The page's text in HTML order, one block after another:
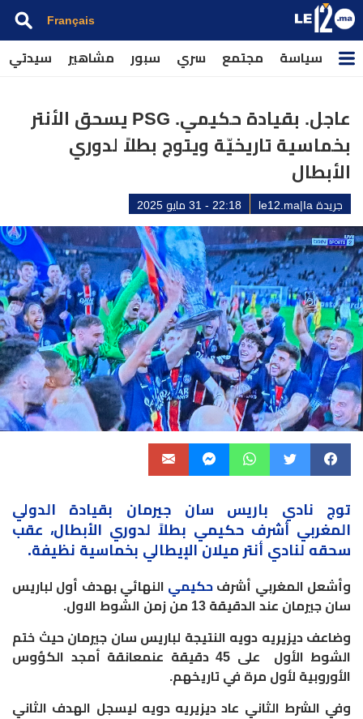
Français
سياسة مجتمع سري سبور مشاهير سيدتي
عاجل. بقيادة حكيمي. PSG يسحق الأنتر
بخماسية تاريخيّة ويتوج بطلاً لدوري
الأبطال
جريدة le12.ma|Ia 22:18 - 31 مايو 2025
توج نادي باريس سان جيرمان بقيادة الدولي
المغربي أشرف حكيمي بطلاً لدوري الأبطال، عقب
سحقه لنادي أنتر ميلان الإيطالي بخماسية نظيفة.
وأشعل المغربي أشرف حكيمي النهائي بهدف أول لباريس
سان جيرمان عند الدقيقة 13 من زمن الشوط الاول.
وضاعف ديزيريه دويه النتيجة لباريس سان جيرمان حيث ختم
الشوط الأول
على 45 دقيقة عنمعانقة أمجد الكؤوس
الأوروبية لأول مرة في تاريخهم.
وفي الشرط الثاني عاد ديزيريه دويه ليسجل الهدف الثاني